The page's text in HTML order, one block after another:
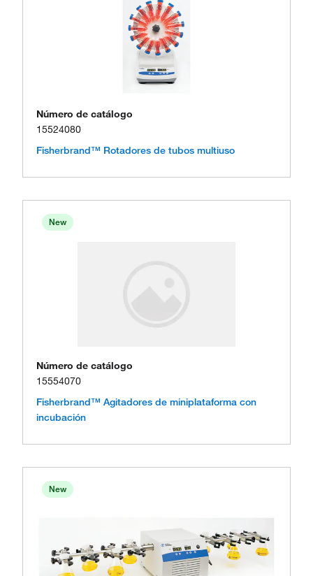
Número de catálogo
15524080
Fisherbrand™ Rotadores de tubos multiuso
New
Número de catálogo
15554070
Fisherbrand™ Agitadores de miniplataforma con
incubación
New